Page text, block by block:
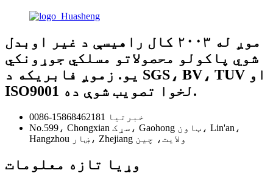
موږ له ۲۰۰۳ کال راهیسې د غیر اوبدل
شوي پاکولو محصولاتو مسلکي جوړونکي
یو. زموږ فابریکه د SGS، BV، TUV او
ISO9001 لخوا تصویب شوې ده.
0086-15868462181 خبرتیا
No.599، Chongxian سړک، Gaohong ټاون، Lin'an،
Hangzhou ښار، Zhejiang ولايت، چين
وړیا تازه معلومات